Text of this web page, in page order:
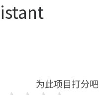
为此项目打分吧